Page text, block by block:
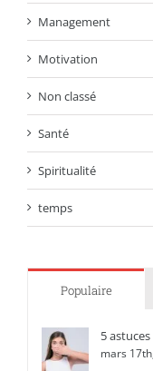
Management
Motivation
Non classé
Santé
Spiritualité
temps
Populaire
5
mars